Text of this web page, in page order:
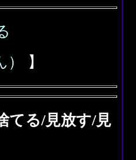
】
てる/見放す/見